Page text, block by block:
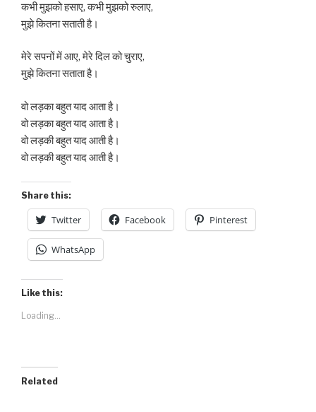
कभी मुझको हसाए, कभी मुझको रुलाए,
मुझे कितना सताती है।
मेरे सपनों में आए, मेरे दिल को चुराए,
मुझे कितना सताता है।
वो लड़का बहुत याद आता है।
वो लड़का बहुत याद आता है।
वो लड़की बहुत याद आती है।
वो लड़की बहुत याद आती है।
Share this:
Twitter Facebook Pinterest
WhatsApp
Like this:
Loading...
Related